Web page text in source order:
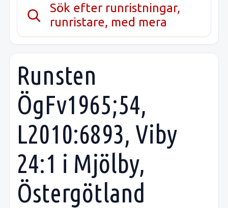
Sök efter runristningar,
runristare, med mera
Runsten
ÖgFv1965;54,
L2010:6893, Viby
24:1 i Mjölby,
Östergötland